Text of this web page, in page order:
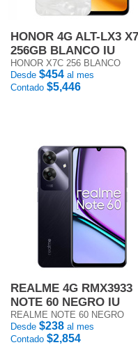
HONOR 4G ALT-LX3
256GB BLANCO IU
HONOR X7C 256 BLANCO
Desde $454 al mes
Contado $5,446
REALME 4G RMX3933
NOTE 60 NEGRO IU
REALME NOTE 60 NEGRO
Desde $238 al mes
Contado $2,854